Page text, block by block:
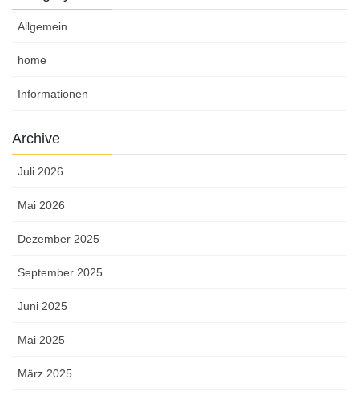
Allgemein
home
Informationen
Archive
Juli 2026
Mai 2026
Dezember 2025
September 2025
Juni 2025
Mai 2025
März 2025